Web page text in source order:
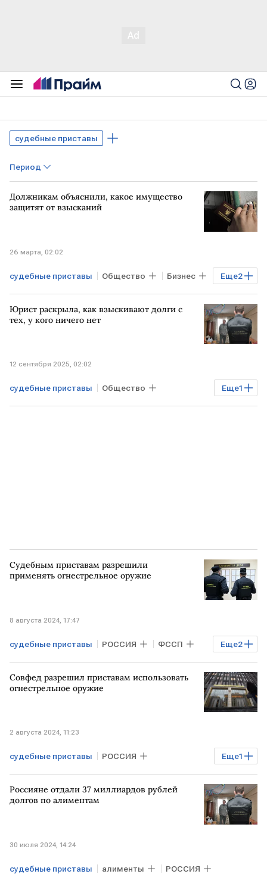
судебные приставы
Период
Должникам объяснили, какое имущество
защитят от взысканий
26 марта, 02:02
Еще2
судебные приставы Общество Бизнес
долги взыскание долгов
Юрист раскрыла, как взыскивают долги с
тех, у кого ничего нет
12 сентября 2025, 02:02
Еще1
судебные приставы Общество
Финансы
Судебным приставам разрешили
применять огнестрельное оружие
8 августа 2024, 17:47
Еще2
судебные приставы РОССИЯ ФССП
оружие сила
Совфед разрешил приставам использовать
огнестрельное оружие
2 августа 2024, 11:23
Еще1
судебные приставы РОССИЯ
Совет Федерации
Россияне отдали 37 миллиардов рублей
долгов по алиментам
30 июля 2024, 14:24
судебные приставы алименты РОССИЯ